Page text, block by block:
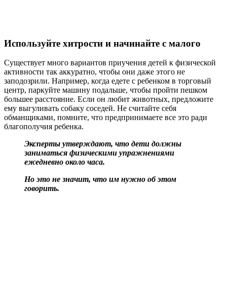
Используйте хитрости и начинайте с малого
Существует много вариантов приучения детей к физической
активности так аккуратно, чтобы они даже этого не
заподозрили. Например, когда едете с ребенком в торговый
центр, паркуйте машину подальше, чтобы пройти пешком
большее расстояние. Если он любит животных, предложите
ему выгуливать собаку соседей. Не считайте себя
обманщиками, помните, что предпринимаете все это ради
благополучия ребенка.
Эксперты утверждают, что дети должны
заниматься физическими упражнениями
ежедневно около часа.
Но это не значит, что им нужно об этом
говорить.